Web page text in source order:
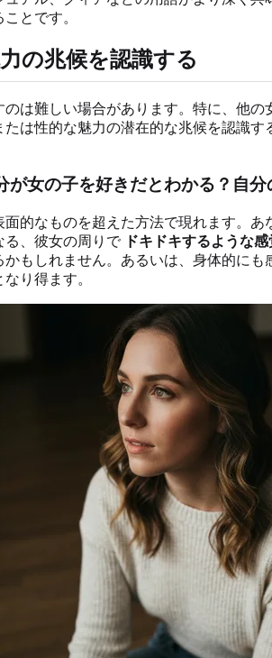
とです。
の兆候を認識する
のは難しい場合があります。特に、他
たは性的な魅力の潜在的な兆候を認識
が女の子を好きだとわかる？自
面的なものを超えた方法で現れます。
る、彼女の周りで ドキドキするような感
かもしれません。あるいは、身体的に
り得ます。